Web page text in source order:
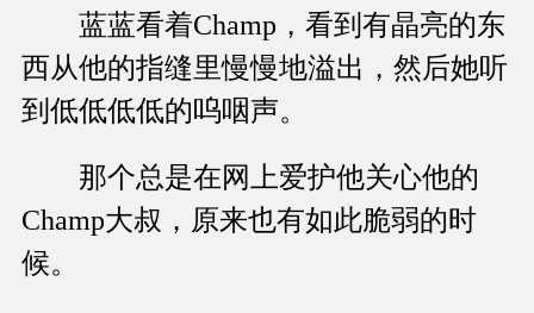
蓝蓝看着Champ，看到有晶亮的东
西从他的指缝里慢慢地溢出，然后她听
到低低低低的呜咽声。
那个总是在网上爱护他关心他的
Champ大叔，原来也有如此脆弱的时
候。